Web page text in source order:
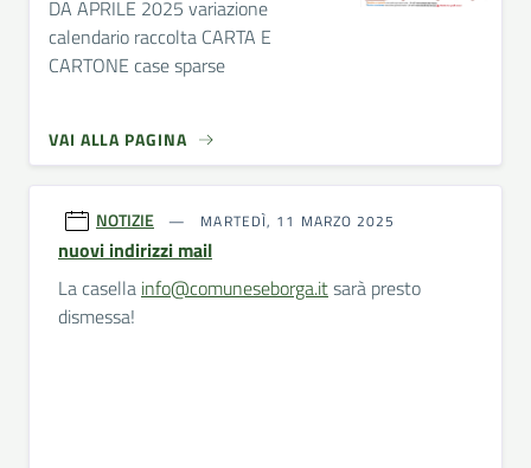
DA APRILE 2025 variazione
calendario raccolta CARTA E
CARTONE case sparse
VAI ALLA PAGINA
NOTIZIE MARTEDÌ, 11 MARZO 2025
nuovi indirizzi mail
La casella info@comuneseborga.itsarà presto
dismessa!